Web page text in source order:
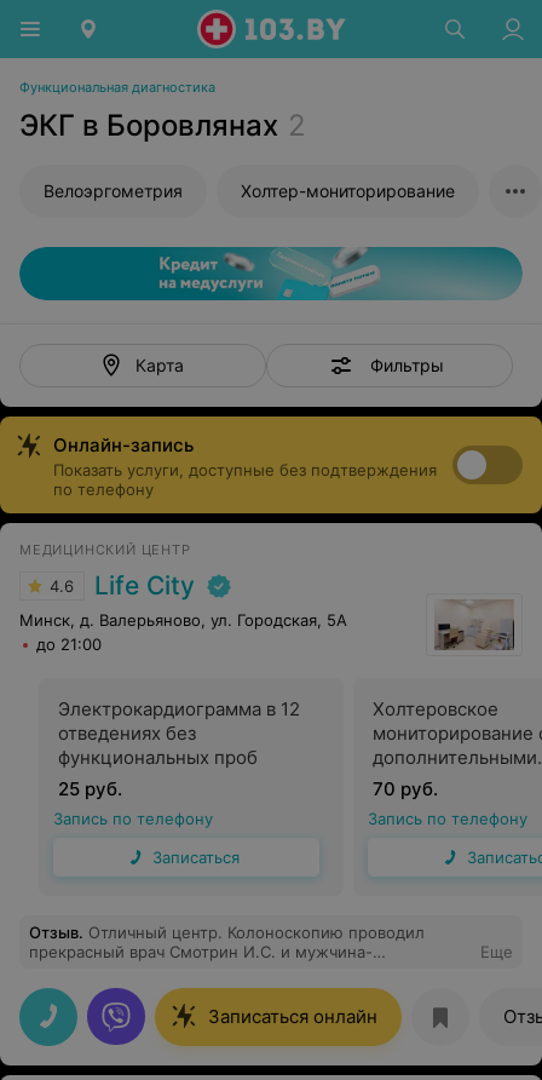
Функциональная диагностика
ЭКГ в Боровлянах 2
Велоэргометрия Холтер-мониторирование
Карта Фильтры
Онлайн-запись
Показать услуги, доступные без подтверждения
по телефону
МЕДИЦИНСКИЙ ЦЕНТР
4.6 Life City
Минск, д. Валерьяново, ул. Городская, 5А
до 21:00
Электрокардиограмма в 12
отведениях без
функциональных проб
25 руб.
Запись по телефону
Записаться
Холтеровское
мониторирование
дополнительными
функциями
70 руб.
Запись по телефону
Отзыв. Отличный центр. Колоноскопию проводил
прекрасный врач Смотрин И.С. и мужчина-
даже нет ощущения неловкости! Рекомендую врача
Смотрина И.С. , его бригаду и медцентр Лайф Сити!
Еще
Записаться онлайн